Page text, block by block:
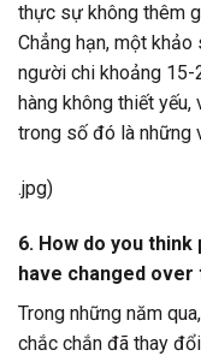
thực sự không thêm
Chẳng hạn, một
người chi khoảng 15-
hàng không thiết
trong số đó là những
.jpg)
6. How do you
have changed over
Trong những năm
chắc chắn đã thay